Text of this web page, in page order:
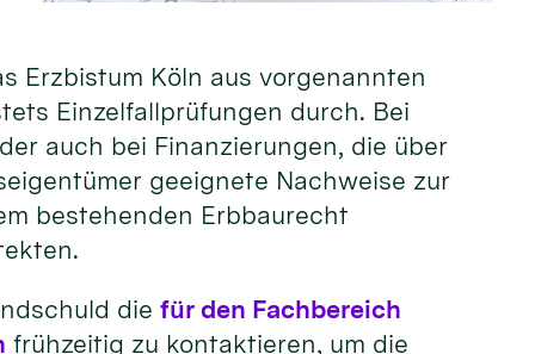
Erzbistum Köln aus vorgenannten
Einzelfallprüfungen durch. Bei
auch bei Finanzierungen, die über
geeignete Nachweise zur
bestehenden Erbbaurecht
diefür den Fachbereich
frühzeitig zu kontaktieren, um die